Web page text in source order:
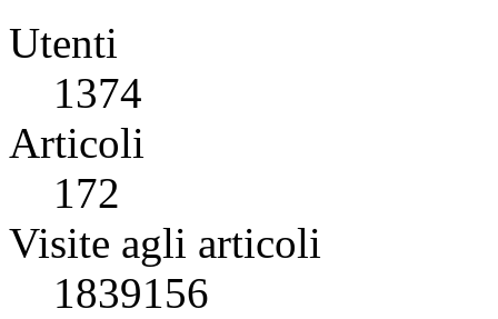
Utenti
1374
Articoli
172
Visite agli articoli
1839156